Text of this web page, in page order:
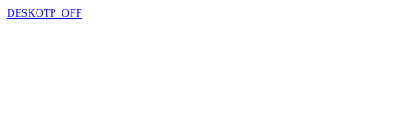
DESKOTP_OFF